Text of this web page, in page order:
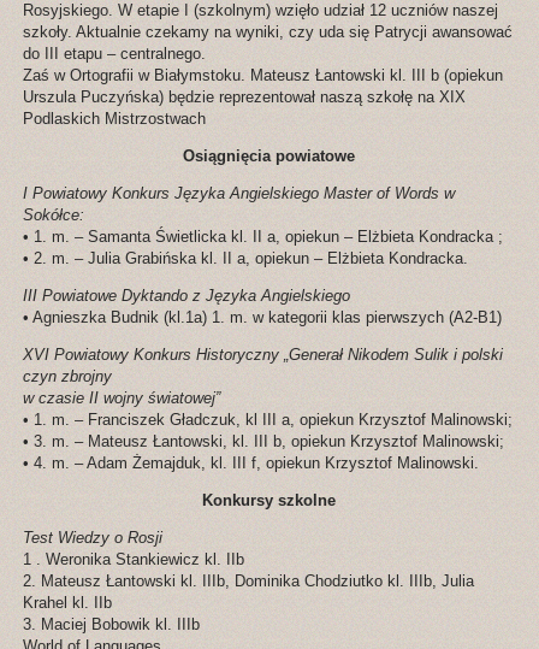
Rosyjskiego. W etapie I (szkolnym) wzięło udział 12 uczniów naszej
szkoły. Aktualnie czekamy na wyniki, czy uda się Patrycji awansować
do III etapu – centralnego.
Zaś w Ortografii w Białymstoku. Mateusz Łantowski kl. III b (opiekun
Urszula Puczyńska) będzie reprezentował naszą szkołę na XIX
Podlaskich Mistrzostwach
Osiągnięcia powiatowe
I Powiatowy Konkurs Języka Angielskiego Master of Words w
Sokółce:
• 1. m. – Samanta Świetlicka kl. II a, opiekun – Elżbieta Kondracka ;
• 2. m. – Julia Grabińska kl. II a, opiekun – Elżbieta Kondracka.
III Powiatowe Dyktando z Języka Angielskiego
• Agnieszka Budnik (kl.1a) 1. m. w kategorii klas pierwszych (A2-B1)
XVI Powiatowy Konkurs Historyczny „Generał Nikodem Sulik i polski
czyn zbrojny
w czasie II wojny światowej”
• 1. m. – Franciszek Gładczuk, kl III a, opiekun Krzysztof Malinowski;
• 3. m. – Mateusz Łantowski, kl. III b, opiekun Krzysztof Malinowski;
• 4. m. – Adam Żemajduk, kl. III f, opiekun Krzysztof Malinowski.
Konkursy szkolne
Test Wiedzy o Rosji
1 . Weronika Stankiewicz kl. IIb
2. Mateusz Łantowski kl. IIIb, Dominika Chodziutko kl. IIIb, Julia
Krahel kl. IIb
3. Maciej Bobowik kl. IIIb